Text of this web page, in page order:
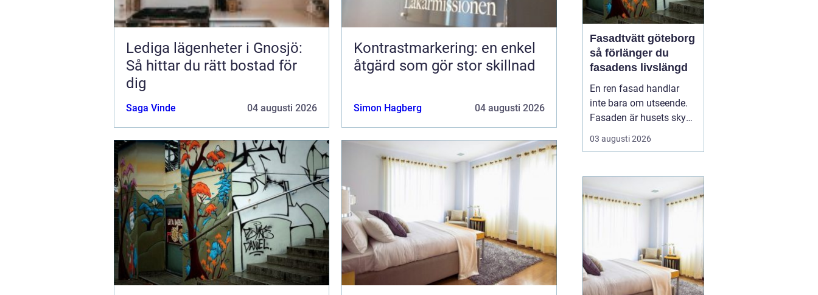
Lediga lägenheter i Gnosjö:
Så hittar du rätt bostad för
dig
Saga Vinde 04 augusti 2026
Kontrastmarkering: en enkel
åtgärd som gör stor skillnad
Simon Hagberg 04 augusti 2026
Fasadtvätt göteborg
så förlänger du
fasadens livslängd
En ren fasad handlar
inte bara om utseende.
Fasaden är husets skydd
mot regn, vind, avgaser
och påväxt som alger
och påväxt får fäste
börjar materialen slitas
snabbare. Genom
Göteborg ...
03 augusti 2026